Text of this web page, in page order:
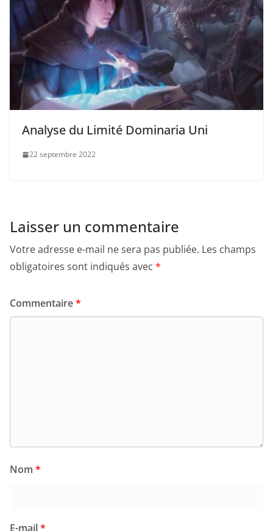
Analyse du Limité Dominaria Uni
22 septembre 2022
Laisser un commentaire
Votre adresse e-mail ne sera pas publiée. Les champs
obligatoires sont indiqués avec *
Commentaire*
Nom *
E-mail*